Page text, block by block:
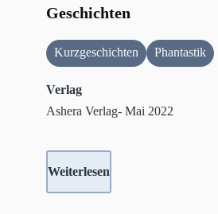
Geschichten
Kurzgeschichten Phantastik
Verlag
Ashera Verlag- Mai 2022
Weiterlesen